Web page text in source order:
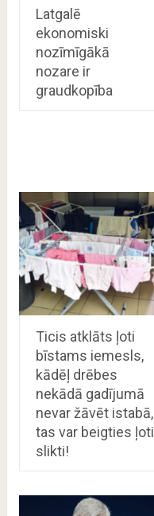
Latgalē
ekonomiski
nozīmīgākā
nozare ir
graudkopība
Ticis atklāts ļoti
bīstams iemesls,
kādēļ drēbes
nekādā gadījumā
nevar žāvēt istabā,
tas var beigties ļoti
slikti!